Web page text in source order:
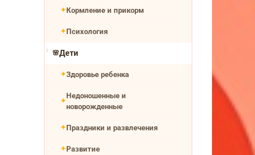
Кормление и прикорм
Психология
Дети
Здоровье ребенка
Недоношенные и
новорожденные
Праздники и развлечения
Развитие